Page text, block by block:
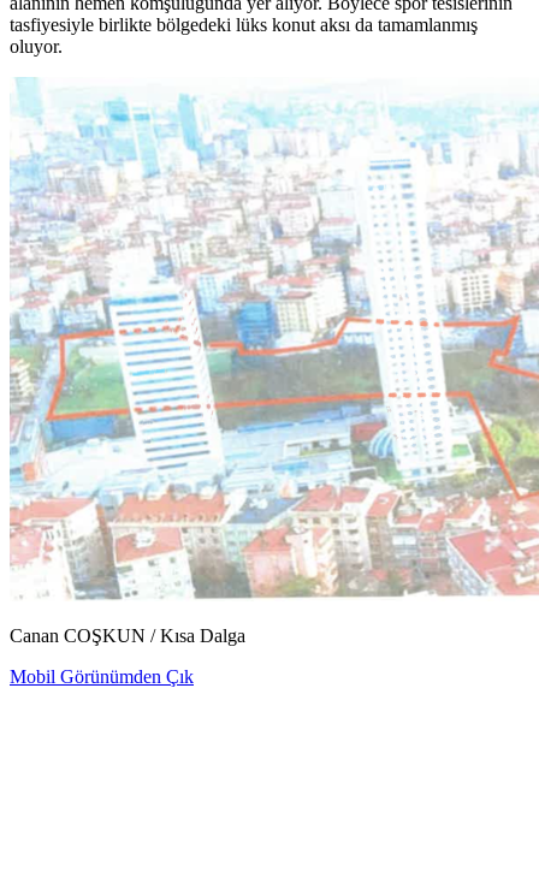
tasfiyesiyle birlikte bölgedeki lüks konut aksı da tamamlanmış
oluyor.
Canan COŞKUN / Kısa Dalga
Mobil Görünümden Çık